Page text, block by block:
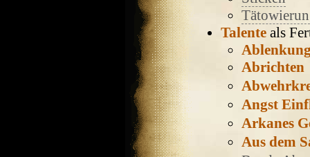
Talente als
Abrichten
Angst
Arkanes
Aus dem